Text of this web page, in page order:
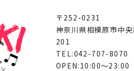
〒252-0231
神奈川県相模原市中
201
TEL:042-707-8070
OPEN:10:00～23:00